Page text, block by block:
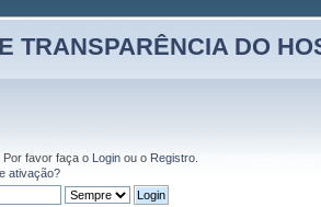
TRANSPARÊNCIA DO
. Por favor faça o Login ou o Registro
ativação?